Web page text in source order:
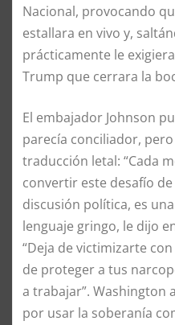
Nacional, provocando
estallara en vivo y,
prácticamente le
Trump que cerrara la
El embajador Johnson
parecía conciliador,
traducción letal: “Cada
convertir este desafío
discusión política, es
lenguaje gringo, le dijo
“Deja de victimizarte
de proteger a tus
a trabajar”. Washington
por usar la soberanía